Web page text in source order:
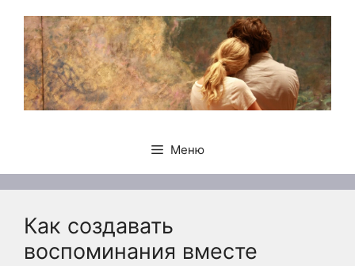
содержимому
Меню
Как создавать
воспоминания вместе